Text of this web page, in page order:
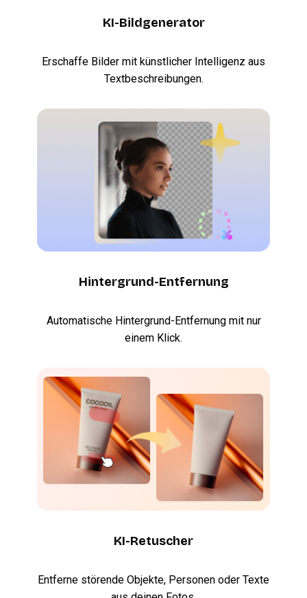
KI-Bildgenerator
Erschaffe Bilder mit künstlicher Intelligenz aus
Textbeschreibungen.
Hintergrund-Entfernung
Automatische Hintergrund-Entfernung mit nur
einem Klick.
KI-Retuscher
Entferne störende Objekte, Personen oder Texte